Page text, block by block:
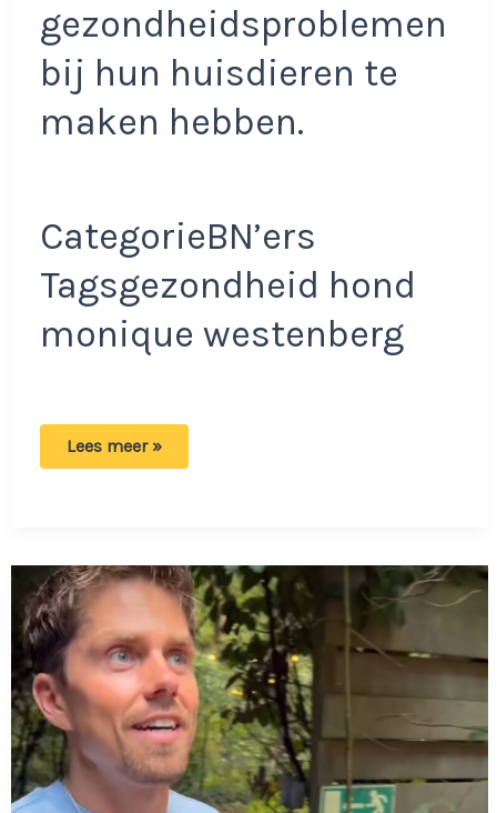
gezondheidsproblemen
bij hun huisdieren te
maken hebben.
CategorieBN’ers
Tagsgezondheid hond
monique westenberg
Monique
‘Ik
wil
dit
toch
weer
delen’
Lees meer »